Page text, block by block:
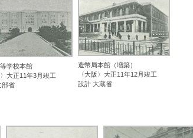
学校本館
〉大正11年3月竣工
部省
造幣局本館（増築）
〈大阪〉大正11年12月竣工
設計 大蔵省